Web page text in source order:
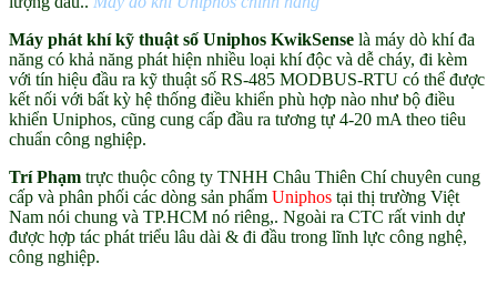
Máy phát khí kỹ thuật số Uniphos KwikSense là máy dò khí đa
năng có khả năng phát hiện nhiều loại khí độc và dễ cháy, đi kèm
với tín hiệu đầu ra kỹ thuật số RS-485 MODBUS-RTU có thể được
kết nối với bất kỳ hệ thống điều khiển phù hợp nào như bộ điều
khiển Uniphos, cũng cung cấp đầu ra tương tự 4-20 mA theo tiêu
chuẩn công nghiệp.
Trí Phạm trực thuộc công ty TNHH Châu Thiên Chí chuyên cung
cấp và phân phối các dòng sản phẩm Uniphos tại thị trường Việt
Nam nói chung và TP.HCM nó riêng,. Ngoài ra CTC rất vinh dự
được hợp tác phát triểu lâu dài & đi đầu trong lĩnh lực công nghệ,
công nghiệp.